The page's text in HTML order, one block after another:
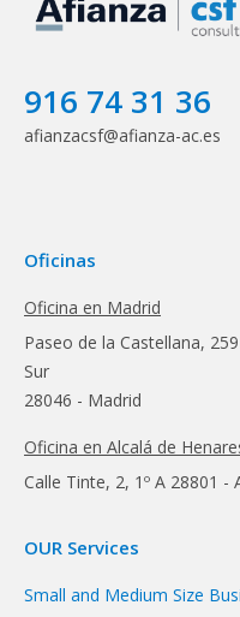
916 74 31 36
afianzacsf@afianza-ac.es
Oficinas
Oficina en Madrid
Paseo de la Castellana,
Sur
28046 - Madrid
Oficina en Alcalá de
Calle Tinte, 2, 1º A 28801 -
OUR Services
Small and Medium Size